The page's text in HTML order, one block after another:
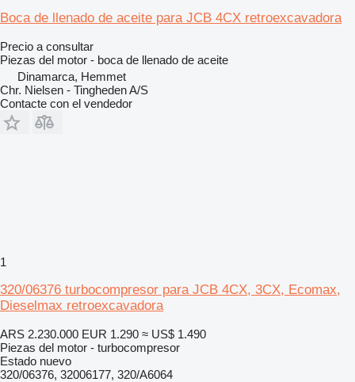
Boca de llenado de aceite para JCB 4CX retroexcavadora
Precio a consultar
Piezas del motor - boca de llenado de aceite
Dinamarca, Hemmet
Chr. Nielsen - Tingheden A/S
Contacte con el vendedor
1
320/06376 turbocompresor para JCB 4CX, 3CX, Ecomax,
Dieselmax retroexcavadora
ARS 2.230.000 EUR 1.290 ≈ US$ 1.490
Piezas del motor - turbocompresor
Estado nuevo
320/06376, 32006177, 320/A6064